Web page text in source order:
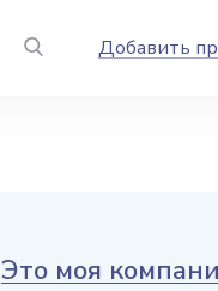
Добавить
Это моя